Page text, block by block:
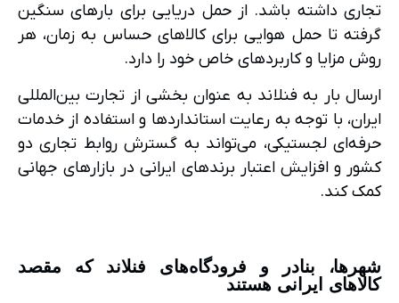
تجاری داشته باشد. از حمل دریایی برای بارهای سنگین
گرفته تا حمل هوایی برای کالاهای حساس به زمان، هر
روش مزایا و کاربردهای خاص خود را دارد.
ارسال بار به فنلاند به عنوان بخشی از تجارت بین‌المللی
ایران، با توجه به رعایت استانداردها و استفاده از خدمات
حرفه‌ای لجستیکی، می‌تواند به گسترش روابط تجاری دو
کشور و افزایش اعتبار برندهای ایرانی در بازارهای جهانی
کمک کند.
شهرها، بنادر و فرودگاه‌های فنلاند که مقصد
کالاهای ایرانی هستند